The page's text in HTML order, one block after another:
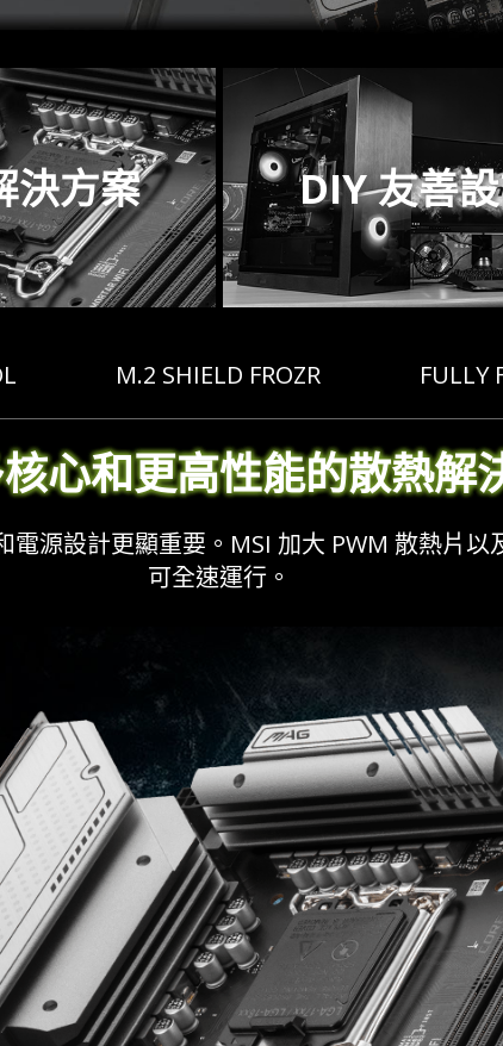
決方案 DIY 友善
M.2 SHIELD FROZR FULLY
心和更高性能的散熱解
源設計更顯重要。MSI 加大 PWM 散熱片
可全速運行。